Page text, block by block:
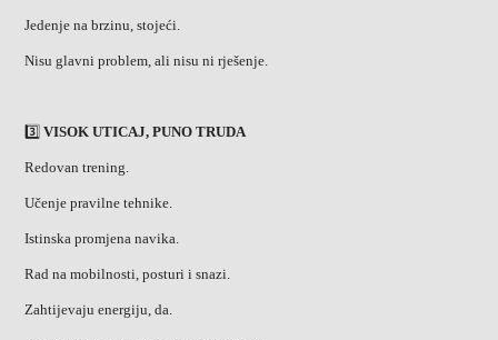
Jedenje na brzinu, stojeći.
Nisu glavni problem, ali nisu ni rješenje.
3️⃣VISOK UTICAJ, PUNO TRUDA
Redovan trening.
Učenje pravilne tehnike.
Istinska promjena navika.
Rad na mobilnosti, posturi i snazi.
Zahtijevaju energiju, da.